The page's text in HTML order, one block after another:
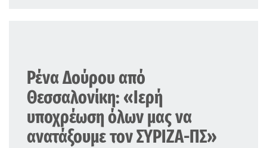
Ρένα Δούρου από
Θεσσαλονίκη: «Ιερή
υποχρέωση όλων μας να
ανατάξουμε τον ΣΥΡΙΖΑ-ΠΣ»